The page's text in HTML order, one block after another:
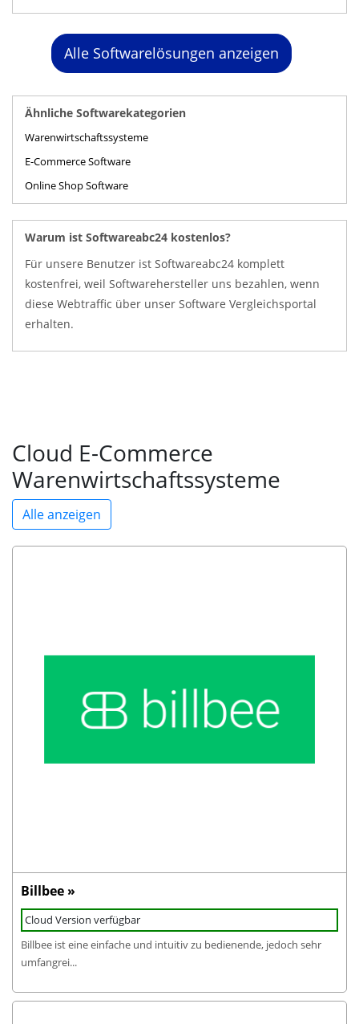
Alle Softwarelösungen anzeigen
Ähnliche Softwarekategorien
Warenwirtschaftssysteme
E-Commerce Software
Online Shop Software
Warum ist Softwareabc24 kostenlos?
Für unsere Benutzer ist Softwareabc24 komplett
kostenfrei, weil Softwarehersteller uns bezahlen, wenn
diese Webtraffic über unser Software Vergleichsportal
erhalten.
Cloud E-Commerce
Warenwirtschaftssysteme
Alle anzeigen
Billbee »
Cloud Version verfügbar
Billbee ist eine einfache und intuitiv zu bedienende, jedoch sehr
umfangrei...